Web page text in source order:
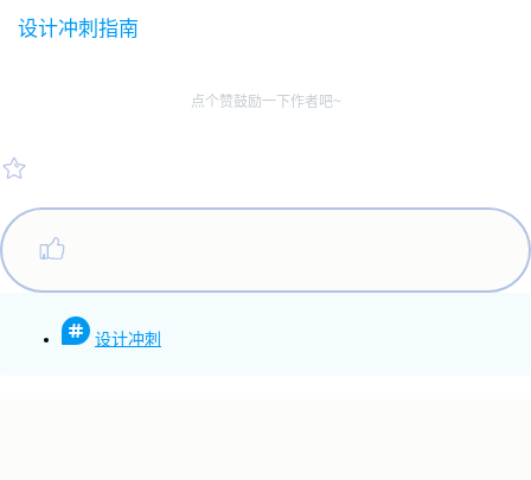
设计冲刺指南
点个赞鼓励一下作者吧~
设计冲刺